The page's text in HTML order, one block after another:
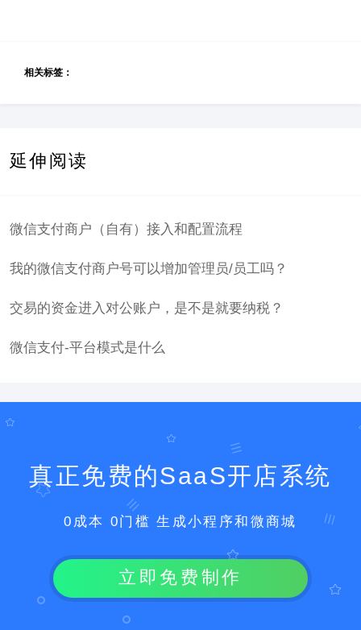
相关标签：
延伸阅读
微信支付商户（自有）接入和配置流程
我的微信支付商户号可以增加管理员/员工吗？
交易的资金进入对公账户，是不是就要纳税？
微信支付-平台模式是什么
真正免费的SaaS开店系统
0成本 0门槛 生成小程序和微商城
立即免费制作